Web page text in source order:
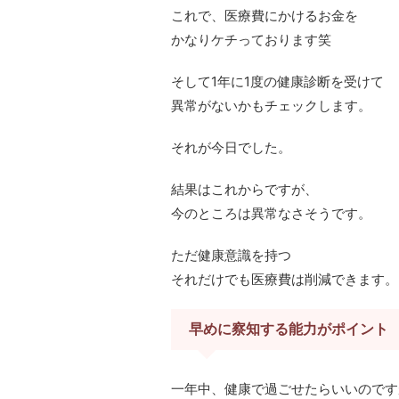
これで、医療費にかけるお金を
かなりケチっております笑
そして1年に1度の健康診断を受けて
異常がないかもチェックします。
それが今日でした。
結果はこれからですが、
今のところは異常なさそうです。
ただ健康意識を持つ
それだけでも医療費は削減できます。
早めに察知する能力がポイント
一年中、健康で過ごせたらいいので